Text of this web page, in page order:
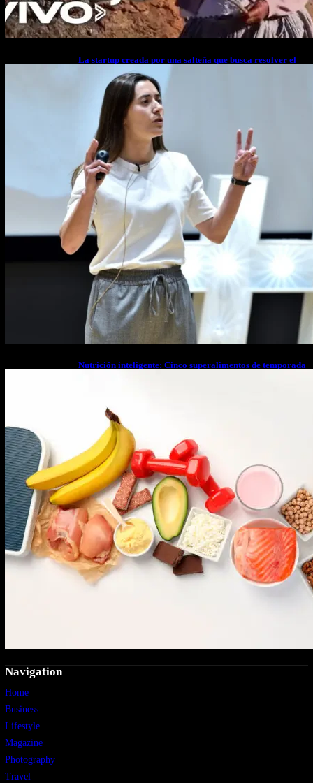
La startup creada por una salteña que busca resolver el
estrés financiero en Latinoamérica
Nutrición inteligente: Cinco superalimentos de temporada
Navigation
Home
Business
Lifestyle
Magazine
Photography
Travel